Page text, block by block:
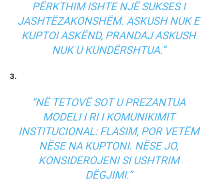
PËRKTHIM ISHTE NJË SUKSES I
JASHTËZAKONSHËM. ASKUSH NUK E
KUPTOI ASKËND, PRANDAJ ASKUSH
NUK U KUNDËRSHTUA.”
3.
“NË TETOVË SOT U PREZANTUA
MODELI I RI I KOMUNIKIMIT
INSTITUCIONAL: FLASIM, POR VETËM
NËSE NA KUPTONI. NËSE JO,
KONSIDEROJENI SI USHTRIM
DËGJIMI.”